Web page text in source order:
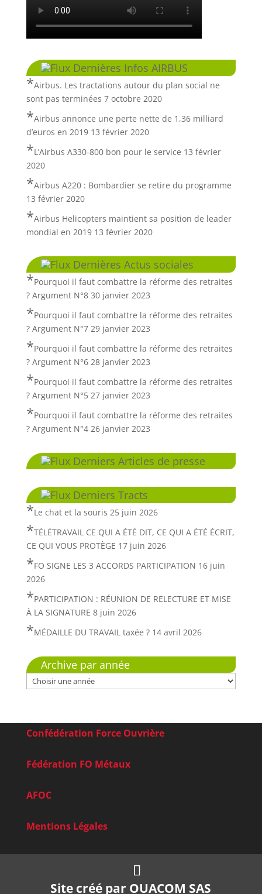
Dernières Infos AIRBUS
Airbus. Les tractations autour du plan social ne
sont pas terminées 7 octobre 2020
Airbus annonce une perte nette de 1,36 milliard
d’euros en 2019 13 février 2020
L’Airbus A330-800 bon pour le service 13 février
2020
Airbus A220 : Bombardier se retire du programme
13 février 2020
Airbus Helicopters maintient sa position de leader
mondial en 2019 13 février 2020
Dernières Actus sociales
Pourquoi il faut combattre la réforme des retraites
? Argument N°8 30 janvier 2023
Pourquoi il faut combattre la réforme des retraites
? Argument N°7 29 janvier 2023
Pourquoi il faut combattre la réforme des retraites
? Argument N°6 28 janvier 2023
Pourquoi il faut combattre la réforme des retraites
? Argument N°5 27 janvier 2023
Pourquoi il faut combattre la réforme des retraites
? Argument N°4 26 janvier 2023
Derniers Articles de presse
Derniers Tracts
Le chat et la souris 25 juin 2026
TÉLÉTRAVAIL CE QUI A ÉTÉ DIT, CE QUI A ÉTÉ ÉCRIT,
CE QUI VOUS PROTÈGE 17 juin 2026
FO SIGNE LES 3 ACCORDS PARTICIPATION 16 juin
2026
PARTICIPATION : RÉUNION DE RELECTURE ET MISE
À LA SIGNATURE 8 juin 2026
MÉDAILLE DU TRAVAIL taxée ? 14 avril 2026
Archive par année
Confédération Force Ouvrière
Fédération FO Métaux
AFOC
Mentions Légales
Site créé par OUACOM SAS